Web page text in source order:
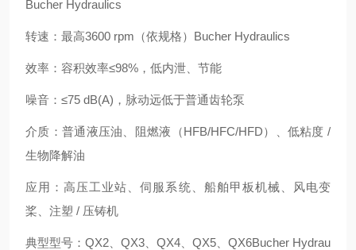
Bucher Hydraulics
转速：最高3600 rpm（依规格）Bucher Hydraulics
效率：容积效率≤98%，低内泄、节能
噪音：≤75 dB(A)，脉动远低于普通齿轮泵
介质：普通液压油、阻燃液（HFB/HFC/HFD）、低粘度 /
生物降解油
应用：高压工业站、伺服系统、船舶甲板机械、风电变
桨、注塑 / 压铸机
典型型号：QX2、QX3、QX4、QX5、QX6Bucher Hydrau